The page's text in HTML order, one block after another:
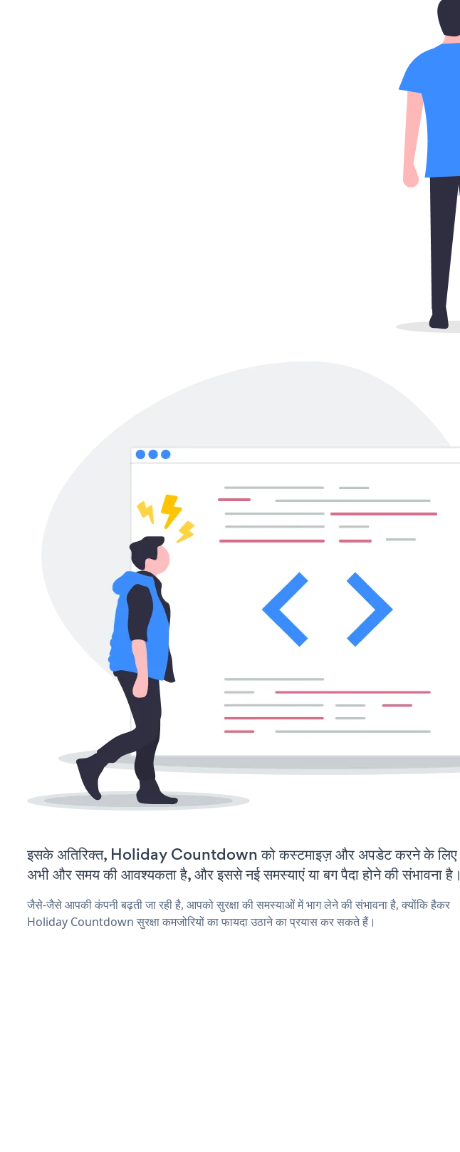
इसके अतिरिक्त, Holiday Countdown को कस्टमाइज़ और अपडेट करने के लिए
अभी और समय की आवश्यकता है, और इससे नई समस्याएं या बग पैदा होने की संभावना है।
जैसे-जैसे आपकी कंपनी बढ़ती जा रही है, आपको सुरक्षा की समस्याओं में भाग लेने की संभावना है, क्योंकि हैकर
Holiday Countdown सुरक्षा कमजोरियों का फायदा उठाने का प्रयास कर सकते हैं।